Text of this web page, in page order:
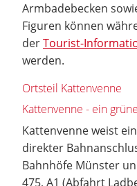
Armbadebecken
Figuren können
derTourist-
werden.
Ortsteil Kattenvenne
Kattenvenne - ein
Kattenvenne weist
direkter
Bahnhöfe Münster
475, A1 (Abfahrt